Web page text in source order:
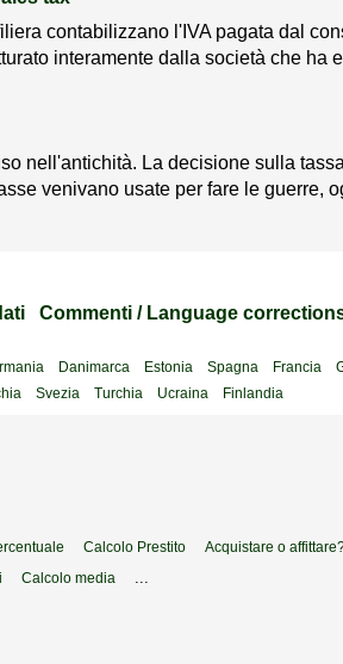
contabilizzano l'IVA pagata dal
interamente dalla società che
nell'antichità. La decisione sulla
venivano usate per fare le guerre,
Commenti / Language
Danimarca Estonia Spagna Francia
Svezia Turchia Ucraina Finlandia
Calcolo Prestito Acquistare o
Calcolo media